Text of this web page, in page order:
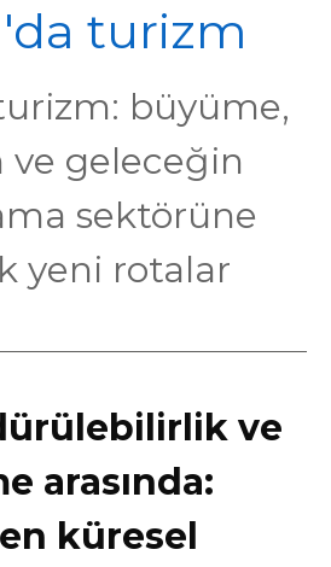
turizm
büyüme,
ve geleceğin
sektörüne
yeni rotalar
ve
arasında:
küresel